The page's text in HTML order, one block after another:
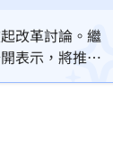
改革討論。繼
表示，將推動